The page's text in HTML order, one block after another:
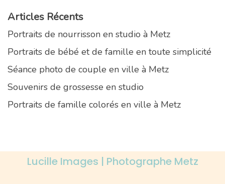
Articles Récents
Portraits de nourrisson en studio à Metz
Portraits de bébé et de famille en toute simplicité
Séance photo de couple en ville à Metz
Souvenirs de grossesse en studio
Portraits de famille colorés en ville à Metz
Lucille Images | Photographe Metz